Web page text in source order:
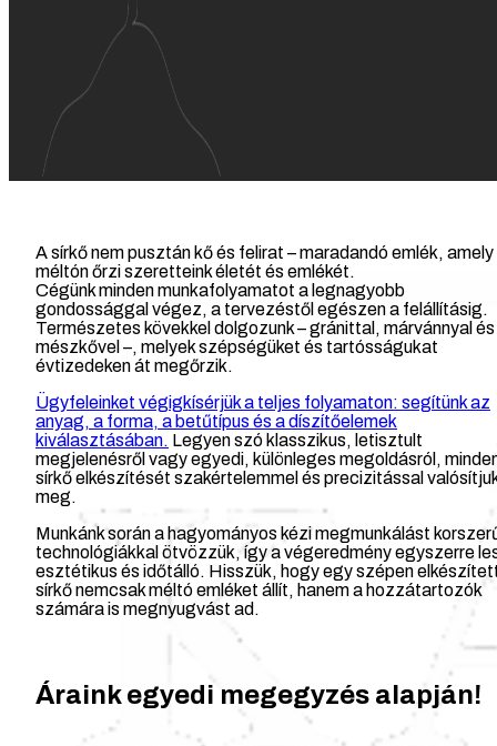
A sírkő nem pusztán kő és felirat – maradandó emlék, amely
méltón őrzi szeretteink életét és emlékét.
Cégünk minden munkafolyamatot a legnagyobb
gondossággal végez, a tervezéstől egészen a felállításig.
Természetes kövekkel dolgozunk – gránittal, márvánnyal és
mészkővel –, melyek szépségüket és tartósságukat
évtizedeken át megőrzik.
Ügyfeleinket végigkísérjük a teljes folyamaton: segítünk az
anyag, a forma, a betűtípus és a díszítőelemek
kiválasztásában. Legyen szó klasszikus, letisztult
megjelenésről vagy egyedi, különleges megoldásról,
sírkő elkészítését szakértelemmel és precizitással
meg.
Munkánk során a hagyományos kézi megmunkálást
technológiákkal ötvözzük, így a végeredmény egyszerre
esztétikus és időtálló. Hisszük, hogy egy szépen
sírkő nemcsak méltó emléket állít, hanem a hozzátartozók
számára is megnyugvást ad.
Áraink egyedi megegyzés alapján!